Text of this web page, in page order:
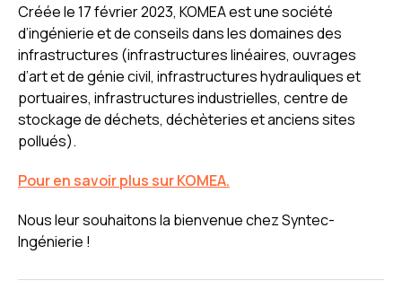
Créée le 17 février 2023, KOMEA est une société
d’ingénierie et de conseils dans les domaines des
infrastructures (infrastructures linéaires, ouvrages
d’art et de génie civil, infrastructures hydrauliques et
portuaires, infrastructures industrielles, centre de
stockage de déchets, déchèteries et anciens sites
pollués).
Pour en savoir plus sur KOMEA.
Nous leur souhaitons la bienvenue chez Syntec-
Ingénierie !